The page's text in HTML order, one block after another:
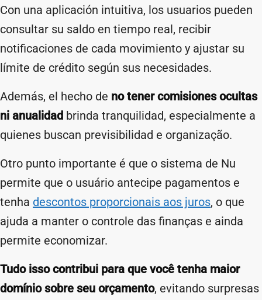
Con una aplicación intuitiva, los usuarios pueden
consultar su saldo en tiempo real, recibir
notificaciones de cada movimiento y ajustar su
límite de crédito según sus necesidades.
Además, el hecho de no tener comisiones ocultas
ni anualidad brinda tranquilidad, especialmente a
quienes buscan previsibilidad e organização.
Otro punto importante é que o sistema de Nu
permite que o usuário antecipe pagamentos e
tenha descontos proporcionais aos juros, o que
ajuda a manter o controle das finanças e ainda
permite economizar.
Tudo isso contribui para que você tenha maior
domínio sobre seu orçamento, evitando surpresas